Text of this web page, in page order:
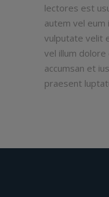
lectores est
autem vel
vulputate velit
vel illum
accumsan et
praesent